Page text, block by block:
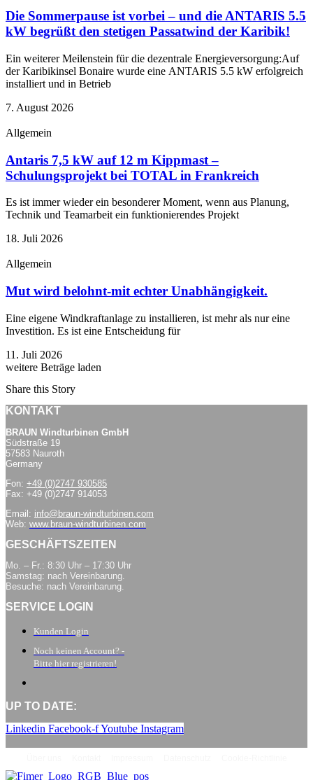
Die Sommerpause ist vorbei – und die ANTARIS 5.5
kW begrüßt den stetigen Passatwind der Karibik!
Ein weiterer Meilenstein für die dezentrale Energieversorgung:Auf
der Karibikinsel Bonaire wurde eine ANTARIS 5.5 kW erfolgreich
installiert und in Betrieb
7. August 2026
Allgemein
Antaris 7,5 kW auf 12 m Kippmast –
Schulungsprojekt bei TOTAL in Frankreich
Es ist immer wieder ein besonderer Moment, wenn aus Planung,
Technik und Teamarbeit ein funktionierendes Projekt
18. Juli 2026
Allgemein
Mut wird belohnt-mit echter Unabhängigkeit.
Eine eigene Windkraftanlage zu installieren, ist mehr als nur eine
Investition. Es ist eine Entscheidung für
11. Juli 2026
weitere Beträge laden
Share this Story
KONTAKT
BRAUN Windturbinen GmbH
Südstraße 19
57583 Nauroth
Germany
Fon: +49 (0)2747 930585
Fax: +49 (0)2747 914053
Email: info@braun-windturbinen.com
Web: www.braun-windturbinen.com
GESCHÄFTSZEITEN
Mo. – Fr.: 8:30 Uhr – 17:30 Uhr
Samstag: nach Vereinbarung.
Besuche: nach Vereinbarung.
SERVICE LOGIN
Kunden Login
Noch keinen Account? -
Bitte hier registrieren!
UP TO DATE:
Linkedin Facebook-fYoutube Instagram